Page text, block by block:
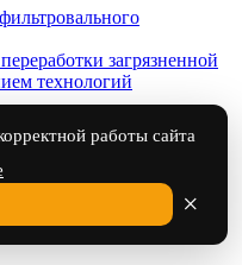
загрязненной
технологий
вопросыработы сайта
×